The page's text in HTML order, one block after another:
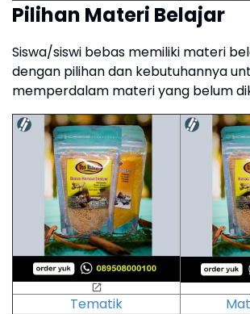
Pilihan Materi Belajar
Siswa/siswi bebas memiliki materi
dengan pilihan dan kebutuhannya
memperdalam materi yang belum
Tematik